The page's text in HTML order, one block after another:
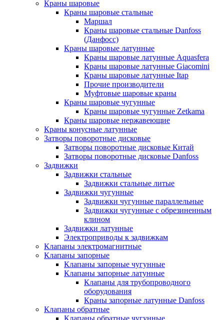
Краны шаровые
Краны шаровые стальные
Маршал
Краны шаровые стальные Danfoss
(Данфосс)
Краны шаровые латунные
Краны шаровые латунные Aquasfera
Краны шаровые латунные Giacomini
Краны шаровые латунные Itap
Прочие производители
Муфтовые шаровые краны
Краны шаровые чугунные
Краны шаровые чугунные Zetkama
Краны шаровые нержавеющие
Краны конусные латунные
Затворы поворотные дисковые
Затворы поворотные дисковые Китай
Затворы поворотные дисковые Danfoss
Задвижки
Задвижки стальные
Задвижки стальные литые
Задвижки чугунные
Задвижки чугунные параллельные
Задвижки чугунные с обрезиненным
клином
Задвижки латунные
Электроприводы к задвижкам
Клапаны электромагнитные
Клапаны запорные
Клапаны запорные чугунные
Клапаны запорные латунные
Клапаны для трубопроводного
оборудования
Краны запорные латунные Danfoss
Клапаны обратные
Клапаны обратные чугунные